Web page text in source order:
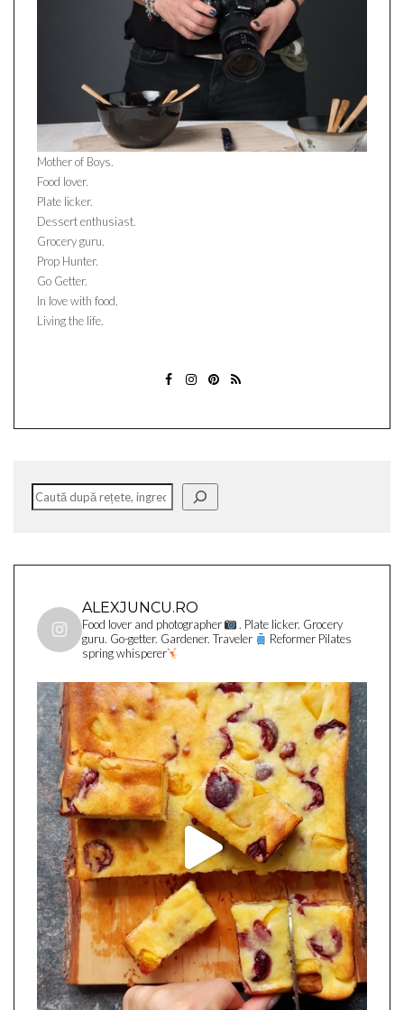
Mother of Boys.
Food lover.
Plate licker.
Dessert enthusiast.
Grocery guru.
Prop Hunter.
Go Getter.
In love with food.
Living the life.
Caută
ALEXJUNCU.RO
Food lover and photographer
. Plate licker. Grocery
guru. Go-getter. Gardener. Traveler
Reformer Pilates
spring whisperer